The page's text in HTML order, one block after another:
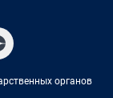
органов